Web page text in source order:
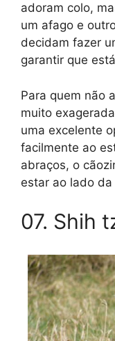
adoram colo,
um afago e
decidam fazer
garantir que
Para quem não
muito
uma excelente
facilmente ao
abraços, o
estar ao lado da
07. Shih